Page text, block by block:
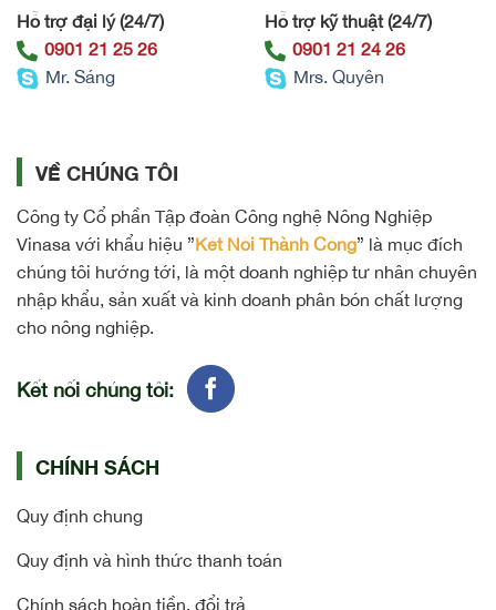
Hỗ trợ đại lý (24/7)
0901 21 25 26
Mr. Sáng
Hỗ trợ kỹ thuật (24/7)
0901 21 24 26
Mrs. Quyên
VỀ CHÚNG TÔI
Công ty Cổ phần Tập đoàn Công nghệ Nông Nghiệp
Vinasa với khẩu hiệu ”Kết Nối Thành Công” là mục đích
chúng tôi hướng tới, là một doanh nghiệp tư nhân chuyên
nhập khẩu, sản xuất và kinh doanh phân bón chất lượng
cho nông nghiệp.
Kết nối chúng tôi:
CHÍNH SÁCH
Quy định chung
Quy định và hình thức thanh toán
Chính sách hoàn tiền, đổi trả